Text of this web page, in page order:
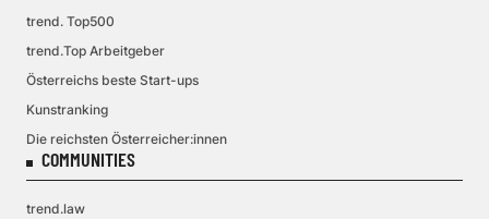
trend. Top500
trend.Top Arbeitgeber
Österreichs beste Start-ups
Kunstranking
Die reichsten Österreicher:innen
COMMUNITIES
trend.law